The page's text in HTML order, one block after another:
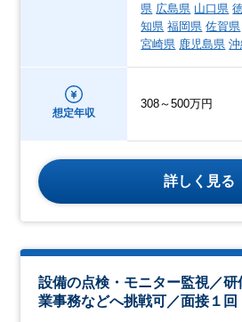
県 広島県 山口県
知県 福岡県 佐賀県
宮崎県 鹿児島県
想定年収
308～500万円
詳しく見る
設備の点検・モニター監視／
業事務などへ挑戦可／面接１回